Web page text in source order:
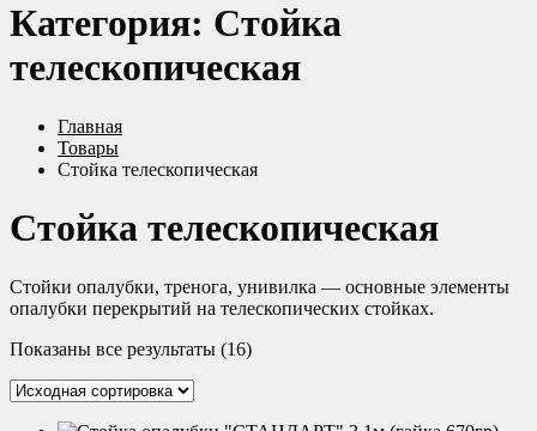
Категория: Стойка
телескопическая
Главная
Товары
Стойка телескопическая
Стойка телескопическая
Стойки опалубки, тренога, унивилка — основные элементы
опалубки перекрытий на телескопических стойках.
Показаны все результаты (16)